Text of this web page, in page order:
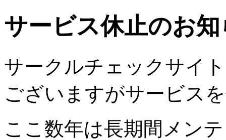
サービス休止のお
サークルチェックサイ
ございますがサービス
ここ数年は長期間メン